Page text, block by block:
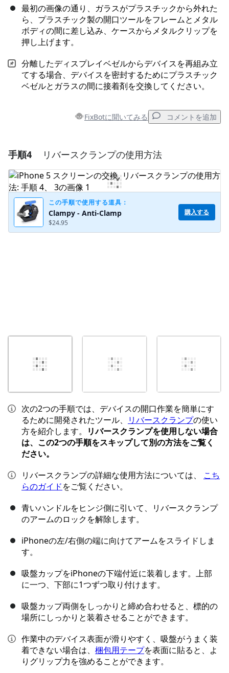
最初の画像の通り、ガラスがプラスチックから外れた
ら、プラスチック製の開口ツールをフレームとメタル
ボディの間に差し込み、ケースからメタルクリップを
押し上げます。
分離したディスプレイベゼルからデバイスを再組み立
てする場合、デバイスを密封するためにプラスチック
ベゼルとガラスの間に接着剤を交換してください。
FixBotに聞いてみる コメントを追加
コメントを追加
コメントを追加
手順4 リバースクランプの使用方法
この手順で使用する道具：
Clampy - Anti-Clamp
$24.95
購入する
次の2つの手順では、デバイスの開口作業を簡単にす
るために開発されたツール、
リバースクランプの使い
方を紹介します。
リバースクランプを使用しない場合
は、この2つの手順をスキップして別の方法をご覧く
ださい。
リバースクランプの詳細な使用方法については、 こち
らのガイドをご覧ください。
青いハンドルをヒンジ側に引いて、リバースクランプ
のアームのロックを解除します。
iPhoneの左/右側の端に向けてアームをスライドしま
す。
吸盤カップをiPhoneの下端付近に装着します。上部
に一つ、下部に1つずつ取り付けます。
吸盤カップ両側をしっかりと締め合わせると、標的の
場所にしっかりと装着させることができます。
作業中のデバイス表面が滑りやすく、吸盤がうまく装
着できない場合は、 梱包用テープを表面に貼ると、よ
りグリップ力を強めることができます。